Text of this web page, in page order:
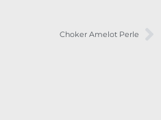
Choker Amelot Perle